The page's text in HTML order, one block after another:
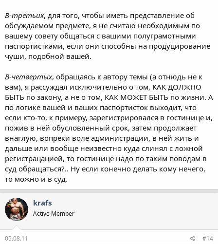
В-третьих, для того, чтобы иметь представление об
обсуждаемом предмете, я не считаю необходимым по
вашему совету общаться с вашими полуграмотными
паспортистками, если они способны на продуцирование
чуши, подобной вашей.
В-четвертых, обращаясь к автору темы (а отнюдь не к
вам), я рассуждал исключительно о том, КАК ДОЛЖНО
БЫТЬ по закону, а не о том, КАК МОЖЕТ БЫТЬ по жизни. А
по логике вашей и ваших паспортисток выходит, что
если кто-то, к примеру, зарегистрировался в гостинице и,
пожив в ней обусловленный срок, затем продолжает
внаглую, вопреки воле администрации, в ней жить и
дальше или вообще неизвестно куда слинял с ложной
регистрацацией, то гостинице надо по таким поводам в
суд обращаться?.. Ну если конечно делать кому нечего,
то можно и в суд.
krafs
Active Member
05.08.11 #14